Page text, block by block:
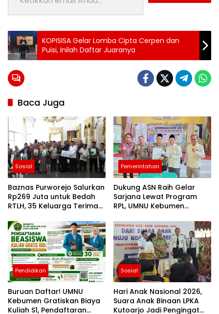
Tag:
berita
purworejo
purworejo24
KOPISISA Gelar Lomba Cipta Cerpen dan
Puisi, Inilah Daftar Juaranya
Baca Juga
Sosial
Baznas Purworejo Salurkan
Rp269 Juta untuk Bedah
RTLH, 35 Keluarga Terima
Pemerintahan
Dukung ASN Raih Gelar
Sarjana Lewat Program
RPL, UMNU Kebumen
Purbalingga Berpredikat
WBK
Pendidikan
Buruan Daftar! UMNU
Kebumen Gratiskan Biaya
Kuliah S1, Pendaftaran
Sosial
Hari Anak Nasional 2026,
Suara Anak Binaan LPKA
Kutoarjo Jadi Pengingat